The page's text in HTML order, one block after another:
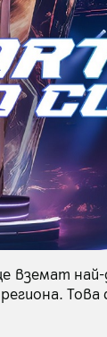
вземат
Това